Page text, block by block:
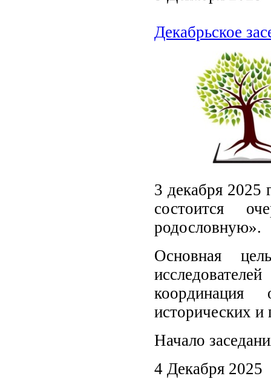
Декабрьское
3 декабря 2025
состоится
родословную».
Основная
координация
исторических и
Начало
4 Декабря 2025